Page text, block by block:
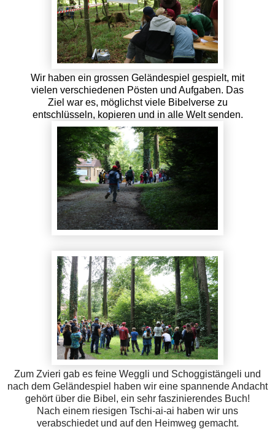
Wir haben ein grossen Geländespiel gespielt, mit
vielen verschiedenen Pösten und Aufgaben. Das
Ziel war es, möglichst viele Bibelverse zu
entschlüsseln, kopieren und in alle Welt senden.
Zum Zvieri gab es feine Weggli und Schoggistängeli und
nach dem Geländespiel haben wir eine spannende Andacht
gehört über die Bibel, ein sehr faszinierendes Buch!
Nach einem riesigen Tschi-ai-ai haben wir uns
verabschiedet und auf den Heimweg gemacht.